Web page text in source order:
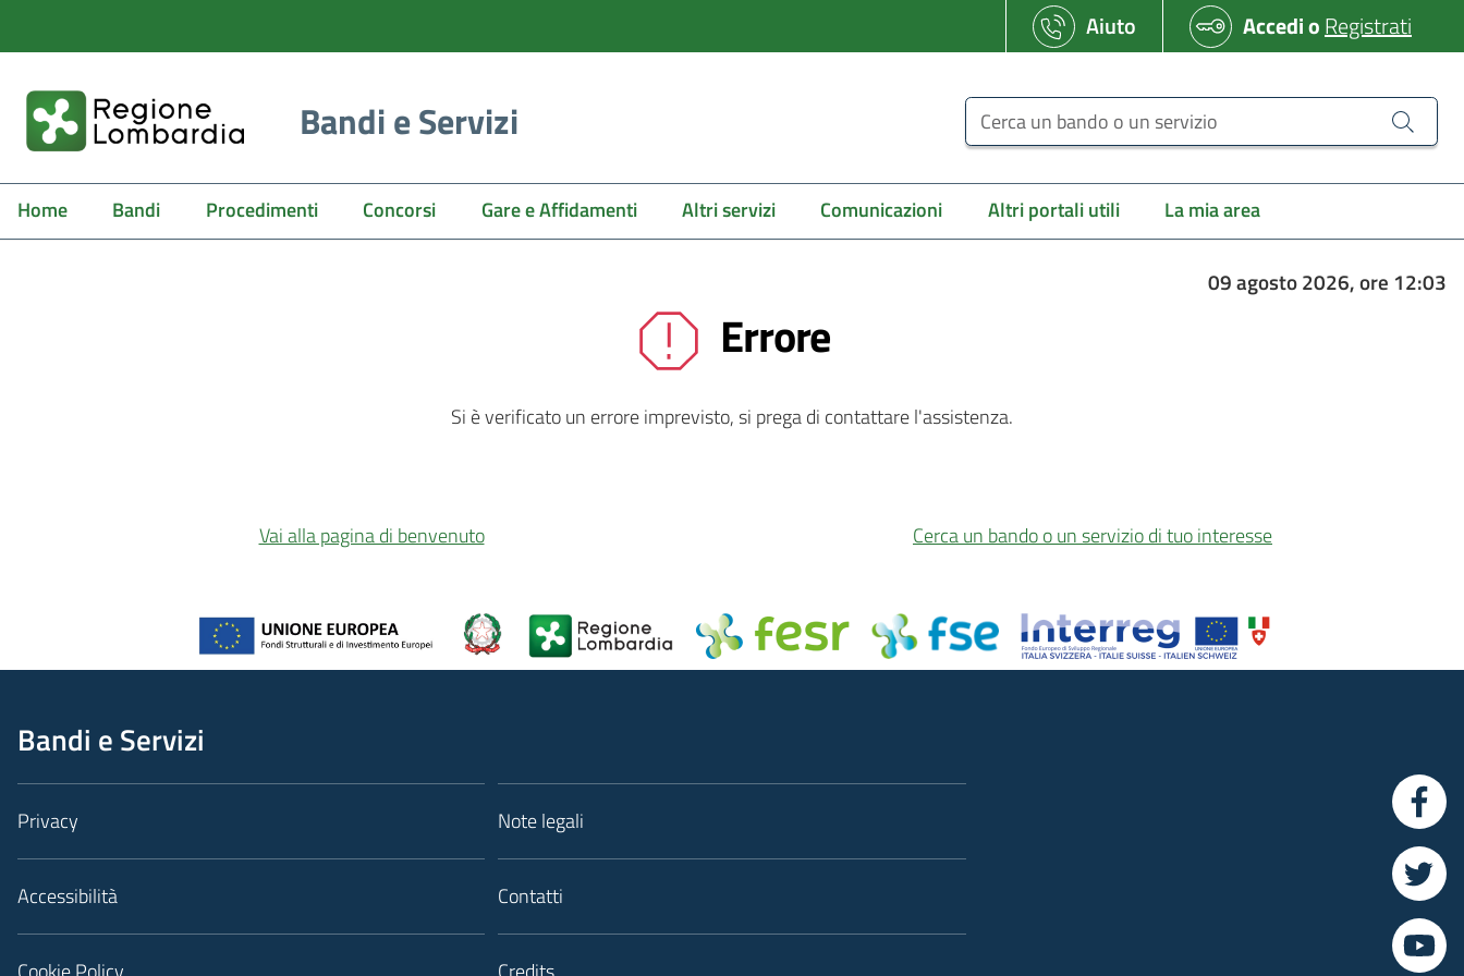
Aiuto AccedioRegistrati
Bandi e Servizi Cerca un bando o un servizio
Home Bandi Procedimenti Concorsi Gare e Affidamenti Altri servizi Comunicazioni Altri portali utili La mia area
09 agosto 2026, ore 12:03
Errore
Si è verificato un errore imprevisto, si prega di contattare l'assistenza.
Vai alla pagina di benvenuto Cerca un bando o un servizio di tuo interesse
Bandi e Servizi
Privacy
Accessibilità
Note legali
Contatti